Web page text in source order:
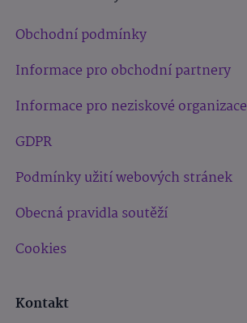
Obchodní podmínky
Informace pro obchodní partnery
Informace pro neziskové organizace
GDPR
Podmínky užití webových stránek
Obecná pravidla soutěží
Cookies
Kontakt